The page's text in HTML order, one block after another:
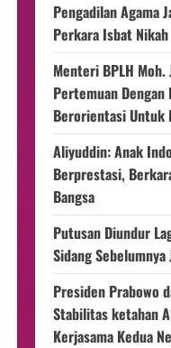
Pengadilan Agama
Perkara Isbat
Menteri BPLH
Pertemuan
Berorientasi Untuk
Aliyuddin: Anak
Berprestasi,
Bangsa
Putusan Diundur
Sidang
Presiden Prabowo
Stabilitas ketahan
Kerjasama Kedua